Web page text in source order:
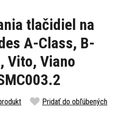
tlačidiel na
A-Class, B-
Vito, Viano
Pridať do obľúbených